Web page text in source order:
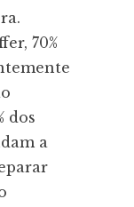
70%
dos
a